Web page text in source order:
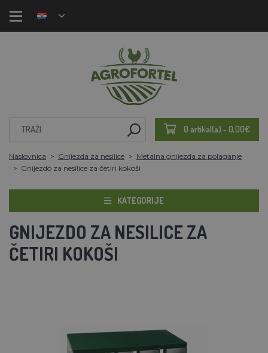
0 artikal(a) - 0,00€
Naslovnica Gnijezda za nesilice
Metalna gnijezda za polaganje
Gnijezdo za nesilice za četiri kokoši
KATEGORIJE
GNIJEZDO ZA NESILICE ZA
ČETIRI KOKOŠI